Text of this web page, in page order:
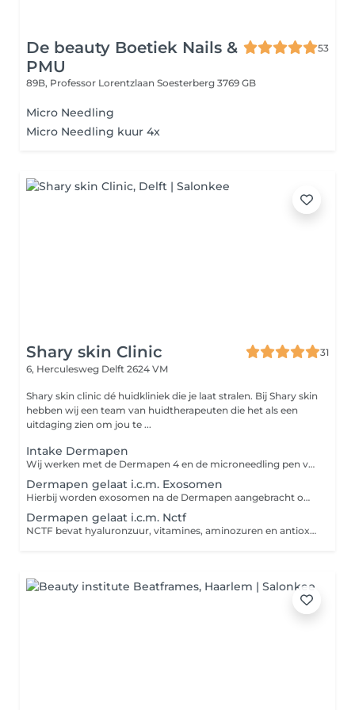
De beauty Boetiek Nails &
PMU
53
89B, Professor Lorentzlaan Soesterberg 3769 GB
Micro Needling
Micro Needling kuur 4x
Shary skin Clinic
31
6, Herculesweg Delft 2624 VM
Shary skin clinic dé huidkliniek die je laat stralen. Bij Shary skin
hebben wij een team van huidtherapeuten die het als een
uitdaging zien om jou te ...
Intake Dermapen
Wij werken met de Dermapen 4 en de microneedling pen van Meditopics. Dit kunt u ook los inboeken.
Dermapen gelaat i.c.m. Exosomen
Hierbij worden exosomen na de Dermapen aangebracht om het huidherstel te ondersteunen en de huidvernieuwing te stimuleren. Exosomen bevatten groeifactoren en signaalstoffen die de huid helpen bij herstel, collageenaanmaak en verbetering van de huidstructuur. Ideaal voor een doffere huid, fijne lijntjes, littekens en een egalere, stralende teint.
Dermapen gelaat i.c.m. Nctf
NCTF bevat hyaluronzuur, vitamines, aminozuren en antioxidanten die de huid intens hydrateren, de huidkwaliteit verbeteren en fijne lijntjes en een doffe teint helpen verminderen.